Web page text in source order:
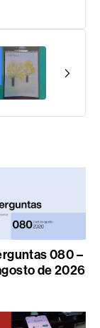
080 –
de 2026